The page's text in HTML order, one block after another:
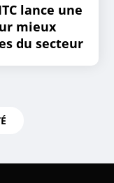
lance une
mieux
du secteur